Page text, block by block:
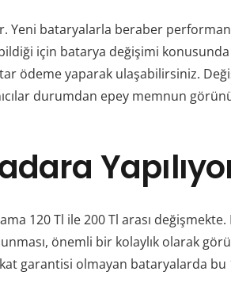
bataryalarla beraber
için batarya değişimi
ödeme yaparak ulaşabilirsiniz.
durumdan epey memnun
120 Tl ile 200 Tl arası değişmekte.
önemli bir kolaylık olarak
garantisi olmayan bataryalarda bu